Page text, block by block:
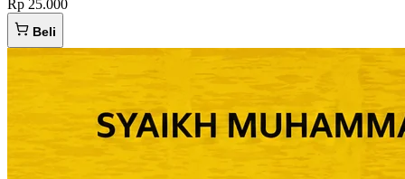
Rp 25.000
Beli